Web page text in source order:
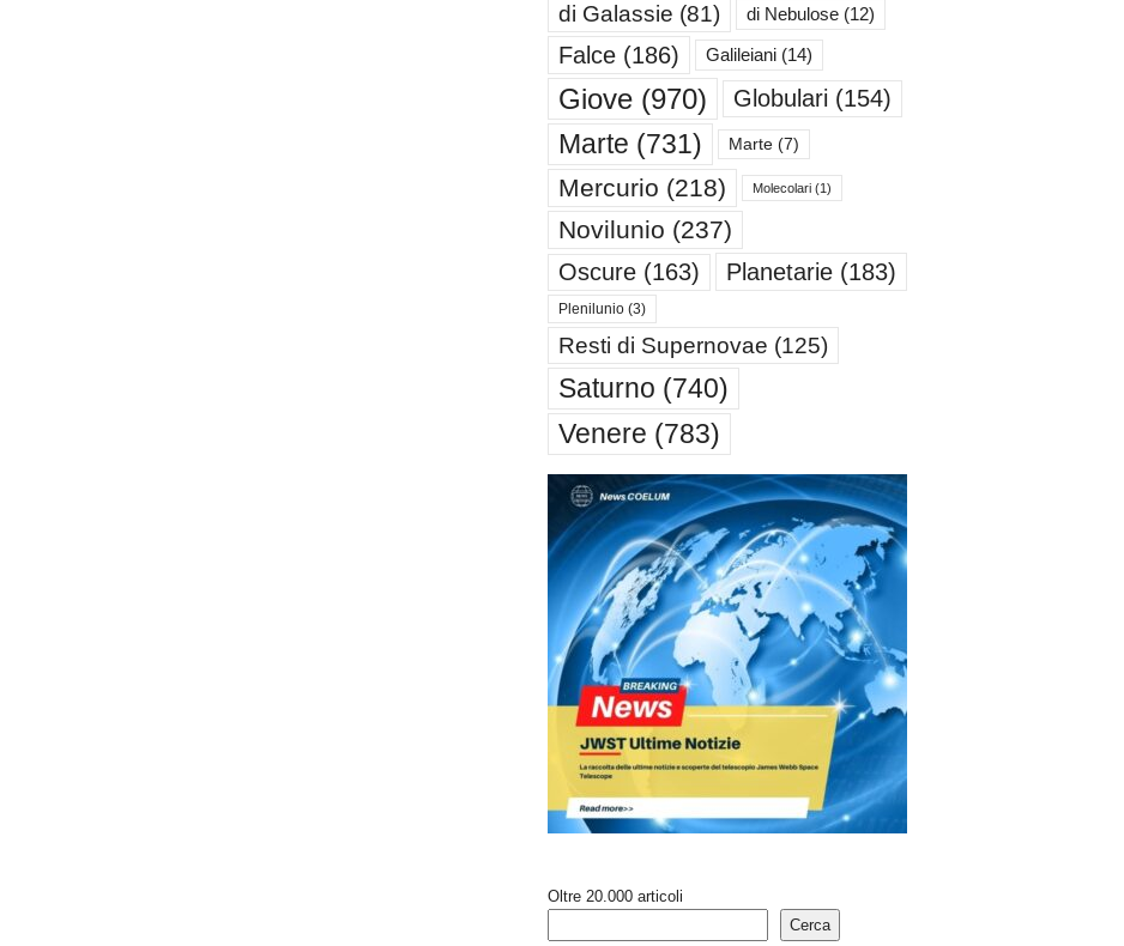
di Galassie (81) di Nebulose(12)
Falce(186) Galileiani(14)
Giove(970) Globulari (154)
Marte (731) Marte(7)
Mercurio (218) Molecolari(1)
Novilunio (237)
Oscure(163) Planetarie(183)
Plenilunio(3)
Resti di Supernovae (125)
Saturno (740)
Venere (783)
Oltre 20.000 articoli
Cerca